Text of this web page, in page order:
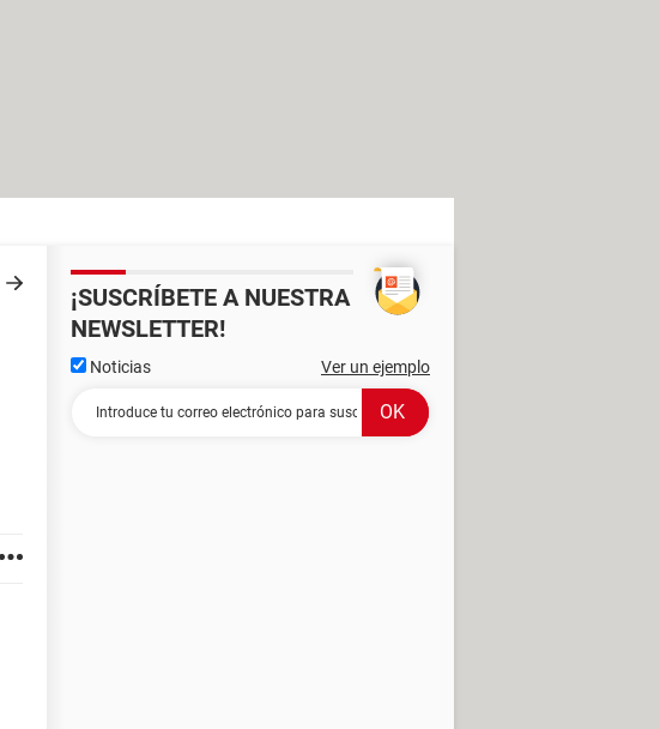
¡SUSCRÍBETE A NUESTRA
NEWSLETTER!
Noticias Ver un ejemplo